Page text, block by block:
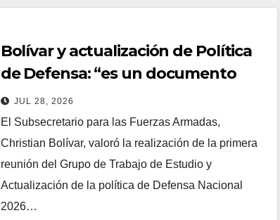
Bolívar y actualización de Política
de Defensa: “es un documento
fundamental no solo para este
Gobierno, sino que para el Estado”
JUL 28, 2026
El Subsecretario para las Fuerzas Armadas,
Christian Bolívar, valoró la realización de la primera
reunión del Grupo de Trabajo de Estudio y
Actualización de la política de Defensa Nacional
2026…